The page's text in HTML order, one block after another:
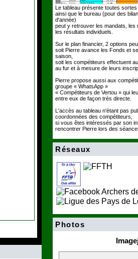
Le tableau présente toutes
ainsi que le bureau (pour des
d'année)
peut y retrouver les mandats, les
les résultats individuels.
Sur le plan financier, 2 options
soit Pierre avance les Fonds et
saison,
soit les compétiteurs effectuent
au fur et à mesure de leurs
Pierre propose aussi aux
groupe « WhatsApp »
« Compétiteurs de Vertou » qui
entre eux de façon très directe.
L'accès au tableau n'étant pas
coordonnées des compétiteurs,
si vous êtes intéressés par son
rencontrer Pierre lors des
Réseaux
Photos